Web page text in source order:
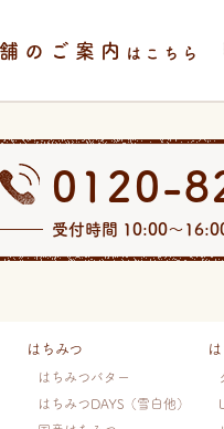
のご案内 はこちら
0120-
受付時間 10:00〜
はちみつ
はちみつバター
はちみつDAYS（雪白他）